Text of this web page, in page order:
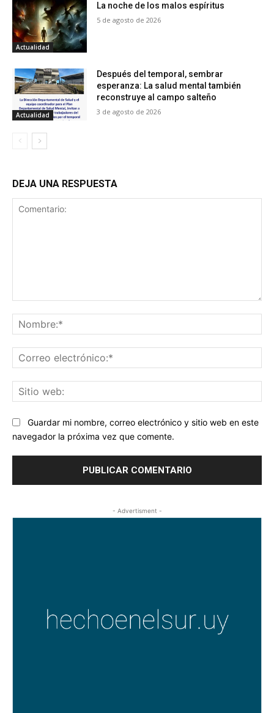
Actualidad
La noche de los malos espíritus
5 de agosto de 2026
Actualidad
Después del temporal, sembrar
esperanza: La salud mental también
reconstruye al campo salteño
3 de agosto de 2026
DEJA UNA RESPUESTA
Guardar mi nombre, correo electrónico y sitio web en este
navegador la próxima vez que comente.
- Advertisment -